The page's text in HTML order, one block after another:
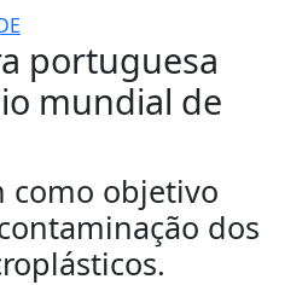
portuguesa
mundial de
como objetivo
dos